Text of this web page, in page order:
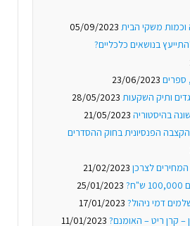
וכמות משקי הבית 05/09/2023
בנושאים כלכליים?
ספרים 23/06/2023
ותיק השקעות 28/05/2023
בהיסטוריה 21/05/2023
הפנסיונית בחוק ההסדרים
לצרכן 21/02/2023
25/01/2023
דמי ניהול? 17/01/2023
– קרן ריט – האומנם? 11/01/2023